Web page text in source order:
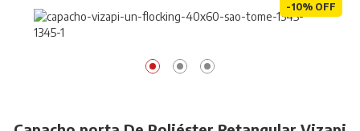
-10% OFF